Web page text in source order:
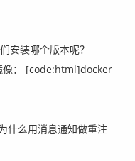
安装哪个版本呢？
像： [code:html]docker
什么用消息通知做重注